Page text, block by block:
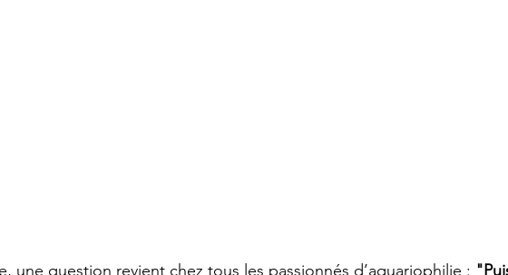
une question revient chez tous les passionnés d’aquariophilie :